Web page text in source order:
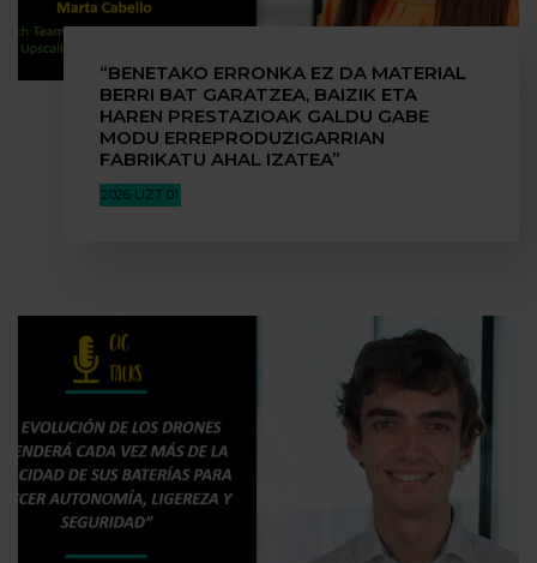
“BENETAKO ERRONKA EZ DA MATERIAL
BERRI BAT GARATZEA, BAIZIK ETA
HAREN PRESTAZIOAK GALDU GABE
MODU ERREPRODUZIGARRIAN
FABRIKATU AHAL IZATEA”
2026 UZT 01